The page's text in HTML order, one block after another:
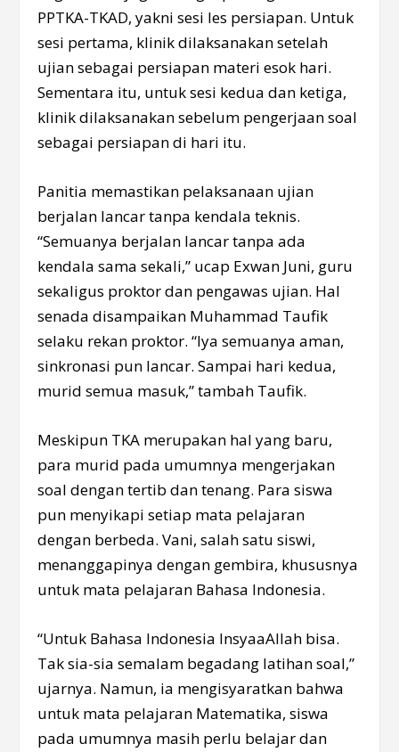
PPTKA-TKAD, yakni sesi les persiapan. Untuk
sesi pertama, klinik dilaksanakan setelah
ujian sebagai persiapan materi esok hari.
Sementara itu, untuk sesi kedua dan ketiga,
klinik dilaksanakan sebelum pengerjaan soal
sebagai persiapan di hari itu.
Panitia memastikan pelaksanaan ujian
berjalan lancar tanpa kendala teknis.
“Semuanya berjalan lancar tanpa ada
kendala sama sekali,” ucap Exwan Juni, guru
sekaligus proktor dan pengawas ujian. Hal
senada disampaikan Muhammad Taufik
selaku rekan proktor. “Iya semuanya aman,
sinkronasi pun lancar. Sampai hari kedua,
murid semua masuk,” tambah Taufik.
Meskipun TKA merupakan hal yang baru,
para murid pada umumnya mengerjakan
soal dengan tertib dan tenang. Para siswa
pun menyikapi setiap mata pelajaran
dengan berbeda. Vani, salah satu siswi,
menanggapinya dengan gembira, khususnya
untuk mata pelajaran Bahasa Indonesia.
“Untuk Bahasa Indonesia InsyaaAllah bisa.
Tak sia-sia semalam begadang latihan soal,”
ujarnya. Namun, ia mengisyaratkan bahwa
untuk mata pelajaran Matematika, siswa
pada umumnya masih perlu belajar dan